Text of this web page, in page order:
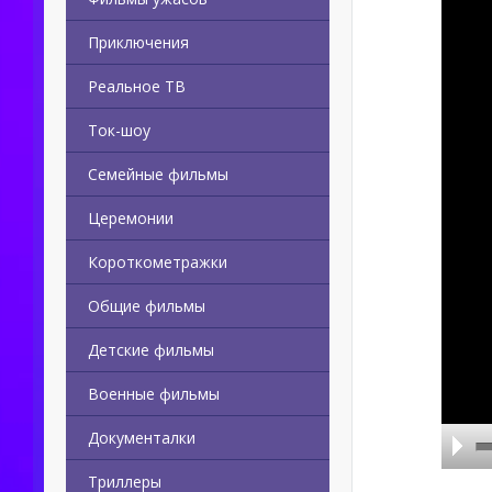
Приключения
Реальное ТВ
Ток-шоу
Семейные фильмы
Церемонии
Короткометражки
Общие фильмы
Детские фильмы
Военные фильмы
Документалки
Триллеры